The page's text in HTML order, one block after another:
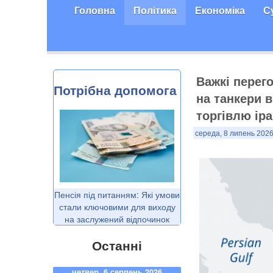
Головна Політика Економіка
Потрібна допомога
Пенсія під питанням: Які умови
стали ключовими для виходу
на заслужений відпочинок
Останні
Важкі
на танкери
торгівлю
середа, 8 липень